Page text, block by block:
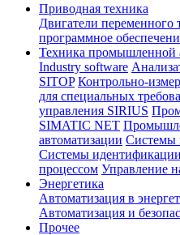
Приводная техника
Двигатели переменного
программное
Техника промышленной
Industry software
SITOP Контрольно-
для специальных
управления SIRIUS
SIMATIC NET
автоматизации Системы
Системы идентификации
процессом Управление
Энергетика
Автоматизация в
Автоматизация и
Прочее